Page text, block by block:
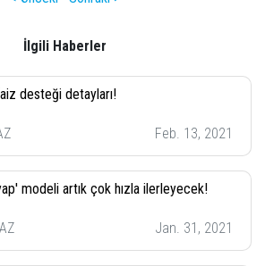
İlgili Haberler
desteği detayları!
Feb. 13, 2021
modeli artık çok hızla ilerleyecek!
Jan. 31, 2021